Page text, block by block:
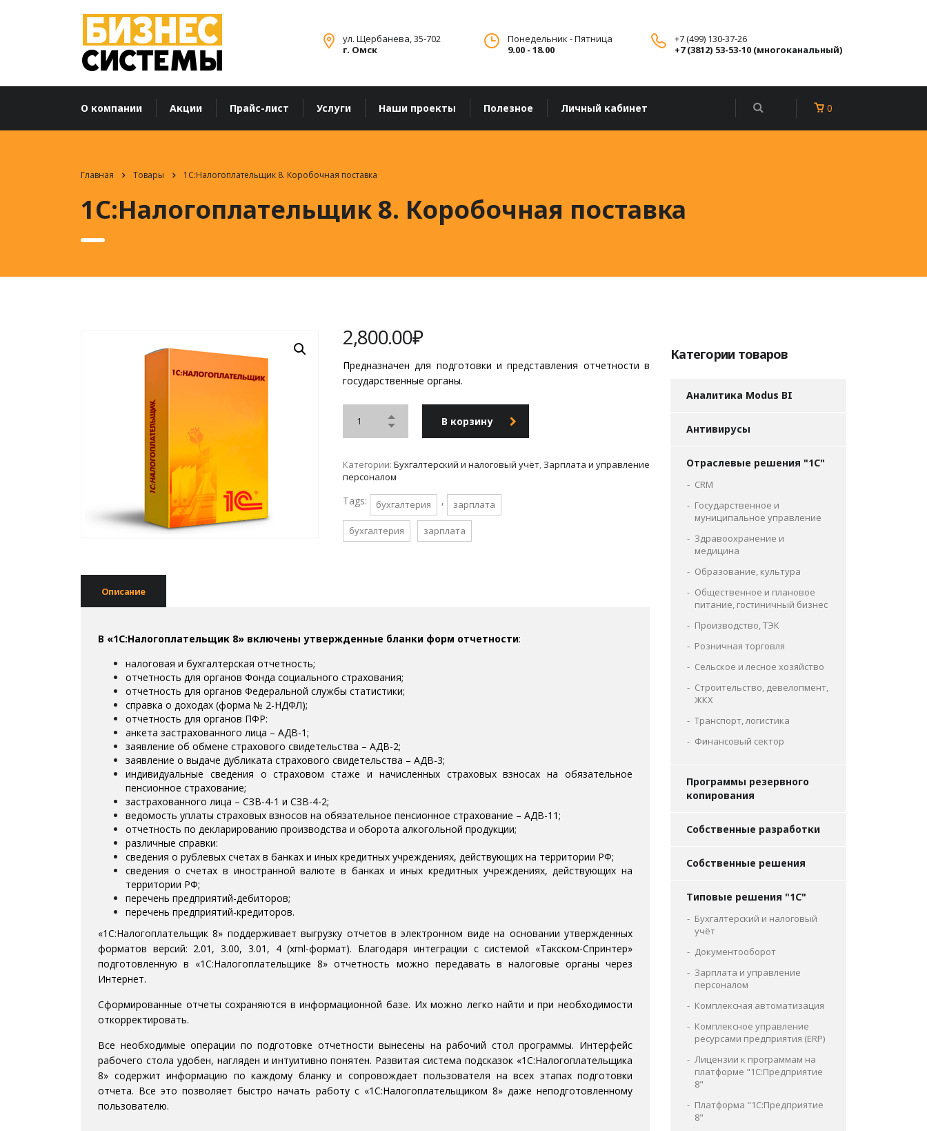
+7 (499) 130-37-26
+7 (3812) 53-53-10 (многоканальный)
Понедельник - Пятница
9.00 - 18.00
ул. Щербанева, 35-702
г. Омск
О компании Акции Прайс-лист Услуги Наши проекты Полезное Личный кабинет 0
Главная Товары 1С:Налогоплательщик 8. Коробочная поставка
1С:Налогоплательщик 8. Коробочная поставка
2,800.00₽
Предназначен для подготовки и представления отчетности в
государственные органы.
В корзину
Категории: Бухгалтерский и налоговый учёт, Зарплата и управление
персоналом
Tags: бухгалтерия , зарплата
бухгалтерия зарплата
Описание
В «1C:Налогоплательщик 8» включены утвержденные бланки форм отчетности:
налоговая и бухгалтерская отчетность;
отчетность для органов Фонда социального страхования;
отчетность для органов Федеральной службы статистики;
справка о доходах (форма № 2-НДФЛ);
отчетность для органов ПФР:
анкета застрахованного лица – АДВ-1;
заявление об обмене страхового свидетельства – АДВ-2;
заявление о выдаче дубликата страхового свидетельства – АДВ-3;
индивидуальные сведения о страховом стаже и начисленных страховых взносах на обязательное
пенсионное страхование;
застрахованного лица – СЗВ-4-1 и СЗВ-4-2;
ведомость уплаты страховых взносов на обязательное пенсионное страхование – АДВ-11;
отчетность по декларированию производства и оборота алкогольной продукции;
различные справки:
сведения о рублевых счетах в банках и иных кредитных учреждениях, действующих на территории РФ;
сведения о счетах в иностранной валюте в банках и иных кредитных учреждениях, действующих на
территории РФ;
перечень предприятий-дебиторов;
перечень предприятий-кредиторов.
«1С:Налогоплательщик 8» поддерживает выгрузку отчетов в электронном виде на основании утвержденных
форматов версий: 2.01, 3.00, 3.01, 4 (xml-формат). Благодаря интеграции с системой «Такском-Спринтер»
подготовленную в «1С:Налогоплательщике 8» отчетность можно передавать в налоговые органы через
Интернет.
Сформированные отчеты сохраняются в информационной базе. Их можно легко найти и при необходимости
откорректировать.
Все необходимые операции по подготовке отчетности вынесены на рабочий стол программы. Интерфейс
рабочего стола удобен, нагляден и интуитивно понятен. Развитая система подсказок «1С:Налогоплательщика
8» содержит информацию по каждому бланку и сопровождает пользователя на всех этапах подготовки
отчета. Все это позволяет быстро начать работу с «1С:Налогоплательщиком 8» даже неподготовленному
пользователю.
Категории товаров
Аналитика Modus BI
Антивирусы
Отраслевые решения "1С"
CRM
Государственное и
муниципальное управление
Здравоохранение и
медицина
Образование, культура
Общественное и плановое
питание, гостиничный бизнес
Производство, ТЭК
Розничная торговля
Сельское и лесное хозяйство
Строительство, девелопмент,
ЖКХ
Транспорт, логистика
Финансовый сектор
Программы резервного
копирования
Собственные разработки
Собственные решения
Типовые решения "1С"
Бухгалтерский и налоговый
учёт
Документооборот
Зарплата и управление
персоналом
Комплексная автоматизация
Комплексное управление
ресурсами предприятия (ERP)
Лицензии к программам на
платформе "1С:Предприятие
8"
Платформа "1С:Предприятие
8"